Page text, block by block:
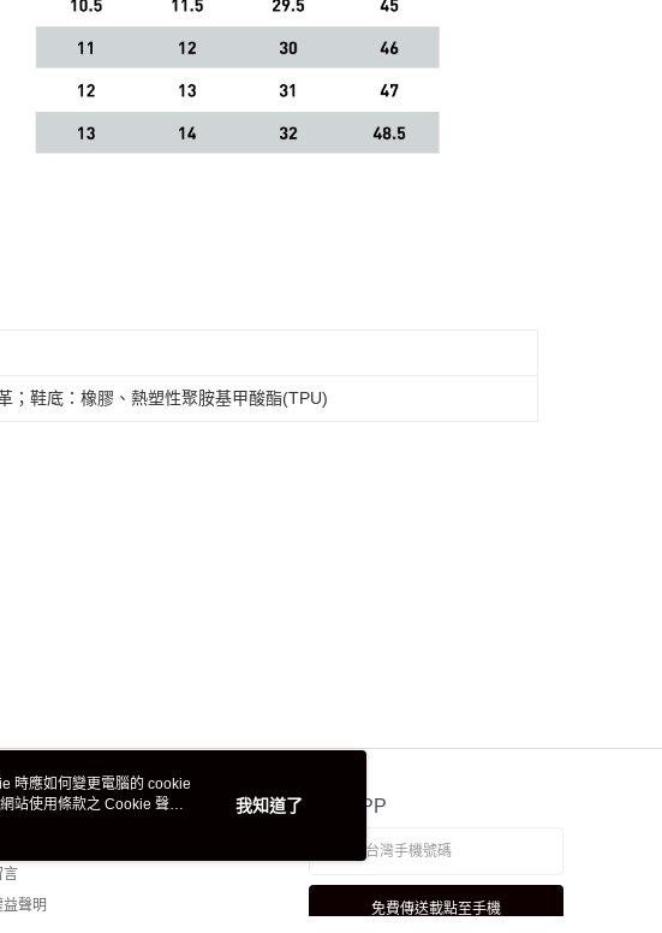
；鞋底：橡膠、熱塑性聚胺基甲酸酯(TPU)
訊
言
益聲明
官方APP
免費傳送載點至手機
時應如何變更電腦的 cookie
站使用條款之 Cookie 聲明
我知道了